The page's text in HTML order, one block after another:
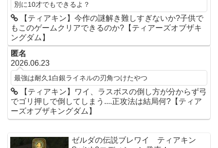
別に10才でもできるよ？
【ティアキン】今作の謎解き難しすぎないか?子供で
もこのゲームクリアできるのか?【ティアーズオブザキ
ングダム】
匿名
2026.06.23
最強は耐久1白銀ライネルの刃角つけたやつ
【ティアキン】ワイ、ラスボスの倒し方が分からず弓
でゴリ押しで倒してしまう....正攻法は結局何?【ティア
ーズオブザキングダム】
ゼルダの伝説ブレワイ ティアキン